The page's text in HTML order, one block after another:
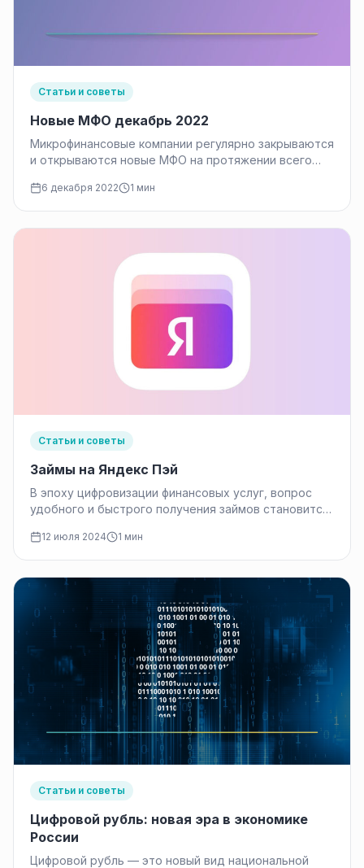
Статьи и советы
Новые МФО декабрь 2022
Микрофинансовые компании регулярно закрываются
и открываются новые МФО на протяжении всего
Банк…
6 декабря 2022 1 мин
Статьи и советы
Займы на Яндекс Пэй
В эпоху цифровизации финансовых услуг, вопрос
удобного и быстрого получения займов становится
12 июля 2024 1 мин
Статьи и советы
Цифровой рубль: новая эра в экономике
России
Цифровой рубль — это новый вид национальной